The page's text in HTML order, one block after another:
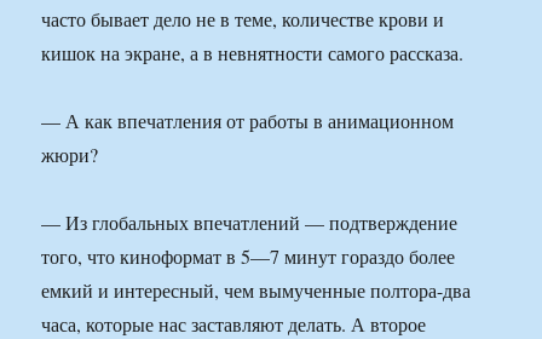
часто бывает дело не в теме, количестве крови и
кишок на экране, а в невнятности самого рассказа.
— А как впечатления от работы в анимационном
жюри?
— Из глобальных впечатлений — подтверждение
того, что киноформат в 5—7 минут гораздо более
емкий и интересный, чем вымученные полтора-два
часа, которые нас заставляют делать. А второе